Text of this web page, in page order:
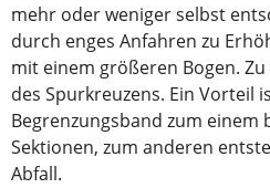
mehr oder weniger selbst
durch enges Anfahren zu
mit einem größeren Bogen.
des Spurkreuzens. Ein Vorteil
Begrenzungsband zum einem
Sektionen, zum anderen
Abfall.